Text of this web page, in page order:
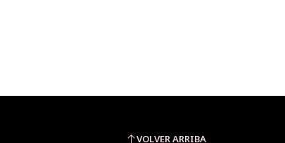
VOLVER ARRIBA